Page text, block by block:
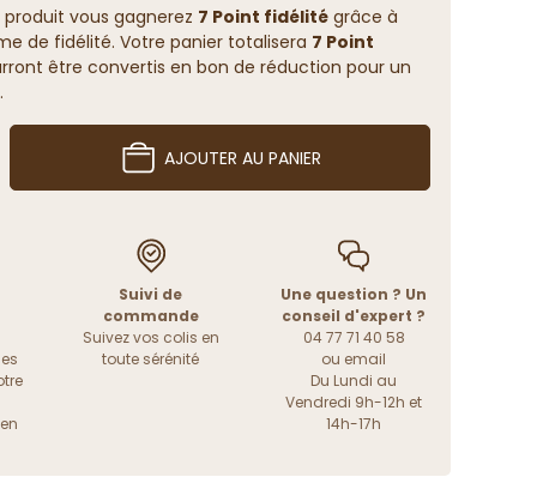
vous gagnerez 7 Point fidélitégrâce à
de fidélité. Votre panier totalisera 7 Point
être convertis en bon de réduction pour un
AJOUTER AU PANIER
Suivi de
commande
Suivez vos colis en
toute sérénité
Une question ? Un
conseil d'expert ?
04 77 71 40 58
ou email
Du Lundi au
Vendredi 9h-12h et
14h-17h